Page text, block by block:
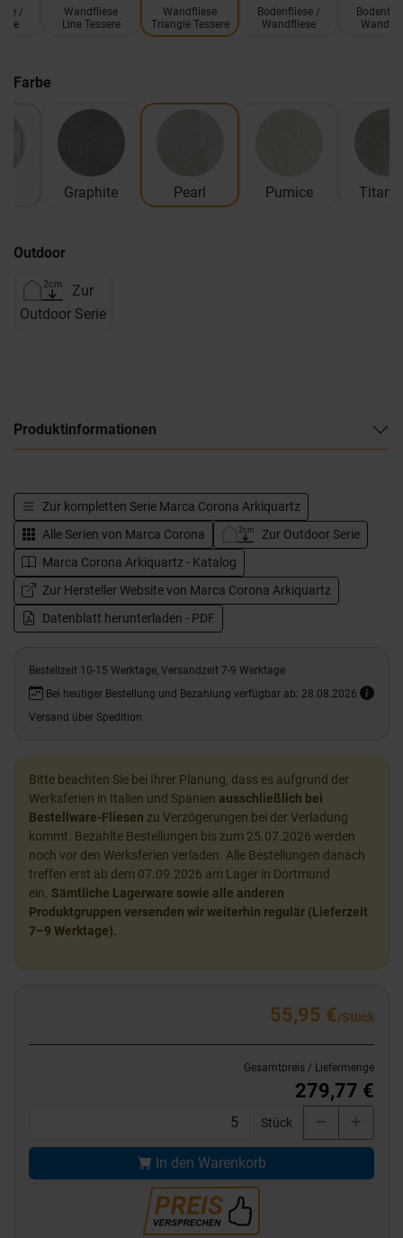
/
Wandfliese
Line Tessere
Wandfliese
Triangle Tessere
Bodenfliese /
Wandfliese
Farbe
Graphite Pearl Pumice
Outdoor
Zur
Outdoor Serie
Produktinformationen
Zur kompletten Serie Marca Corona Arkiquartz
Alle Serien von Marca Corona
Zur Outdoor Serie
Marca Corona Arkiquartz - Katalog
Zur Hersteller Website von Marca Corona Arkiquartz
Datenblatt herunterladen - PDF
Bestellzeit 10-15 Werktage, Versandzeit 7-9 Werktage
Bei heutiger Bestellung und Bezahlung verfügbar ab: 28.08.2026
Versand über Spedition
Bitte beachten Sie bei Ihrer Planung, dass es aufgrund der
Werksferien in Italien und Spanien ausschließlich bei
Bestellware-Fliesen zu Verzögerungen bei der Verladung
kommt. Bezahlte Bestellungen bis zum 25.07.2026 werden
noch vor den Werksferien verladen. Alle Bestellungen danach
treffen erst ab dem 07.09.2026 am Lager in Dortmund
ein. Sämtliche Lagerware sowie alle anderen
Produktgruppen versenden wir weiterhin regulär (Lieferzeit
7–9 Werktage).
55,95 €/Stück
Gesamtpreis / Liefermenge
279,77 €
Stück
In den Warenkorb